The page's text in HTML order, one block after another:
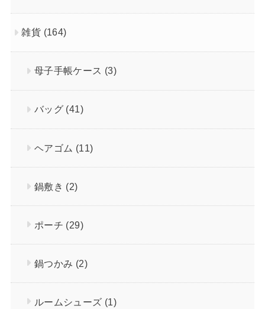
雑貨 (164)
母子手帳ケース (3)
バッグ (41)
ヘアゴム (11)
鍋敷き (2)
ポーチ (29)
鍋つかみ (2)
ルームシューズ (1)